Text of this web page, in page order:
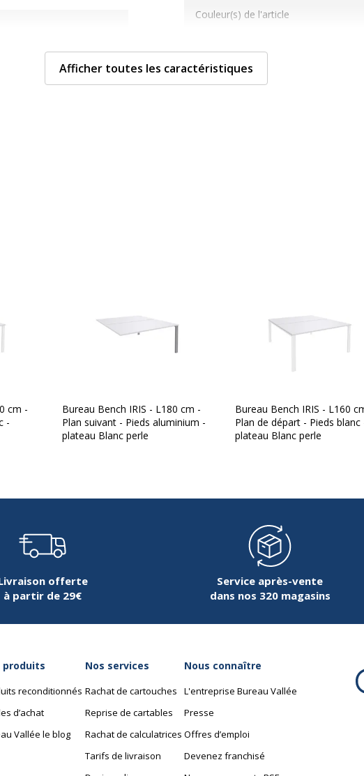
Couleur(s) de l'article
Design
Finition
Caractéristiques de la surface
Couleur
Épaisseur
Largeur du plateau
Matériau
Afficher toutes les caractéristiques
cm -
-
Bureau Bench IRIS - L180 cm -
Plan suivant - Pieds aluminium -
plateau Blanc perle
Bureau Bench IRIS - L160
Plan de départ - Pieds blanc
plateau Blanc perle
offerte
à partir de 29€
Service après-vente
dans nos 320 magasins
produits
reconditionnés
d’achat
Vallée le blog
Nos services
Rachat de cartouches
Reprise de cartables
Rachat de calculatrices
Tarifs de livraison
Nous connaître
L'entreprise Bureau Vallée
Presse
Offres d’emploi
Devenez franchisé